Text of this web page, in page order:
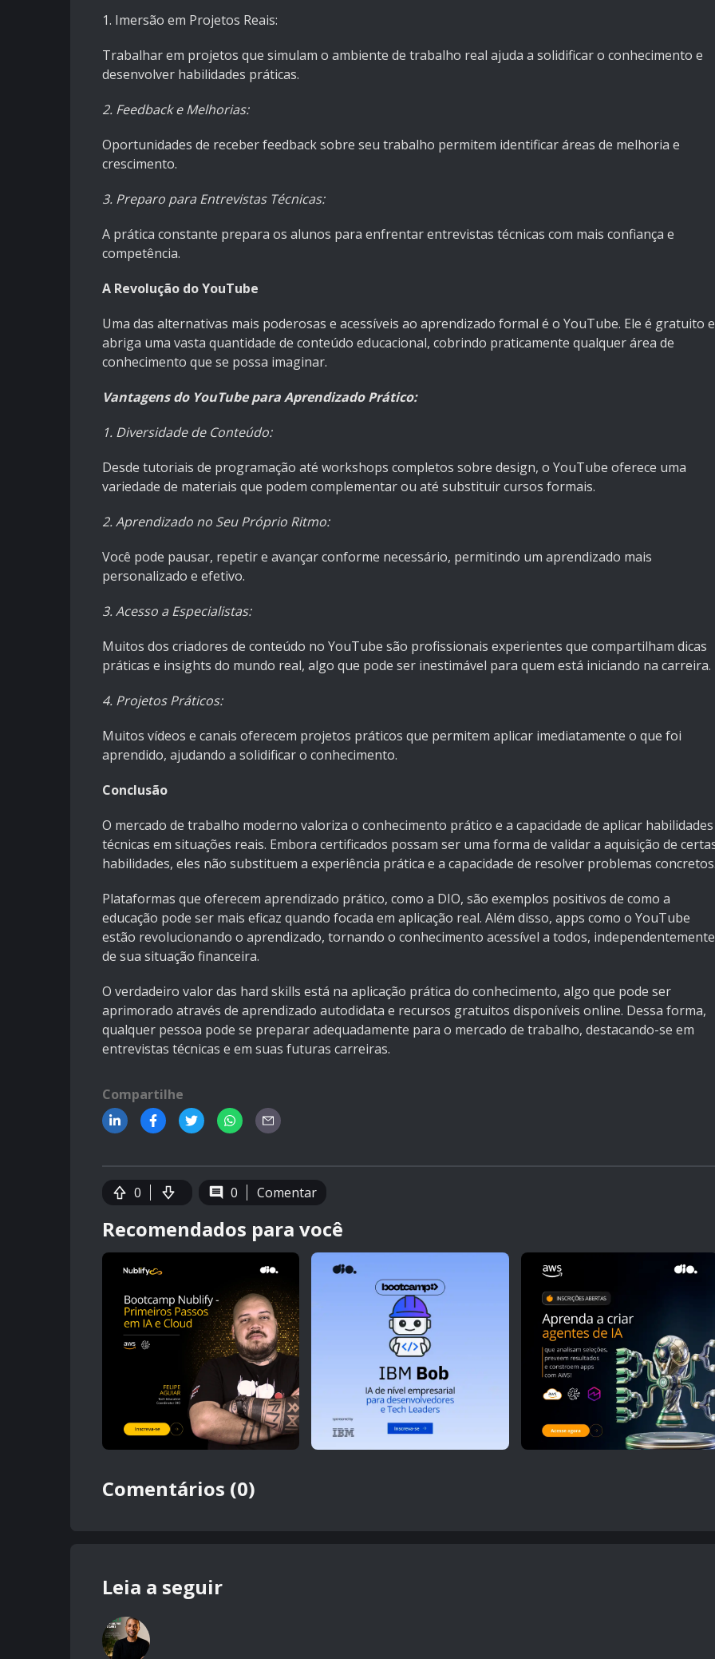
1. Imersão em Projetos Reais:
Trabalhar em projetos que simulam o ambiente de trabalho real ajuda a solidificar o conhecimento e
desenvolver habilidades práticas.
2. Feedback e Melhorias:
Oportunidades de receber feedback sobre seu trabalho permitem identificar áreas de melhoria e
crescimento.
3. Preparo para Entrevistas Técnicas:
A prática constante prepara os alunos para enfrentar entrevistas técnicas com mais confiança e
competência.
A Revolução do YouTube
Uma das alternativas mais poderosas e acessíveis ao aprendizado formal é o YouTube. Ele é gratuito e
abriga uma vasta quantidade de conteúdo educacional, cobrindo praticamente qualquer área de
conhecimento que se possa imaginar.
Vantagens do YouTube para Aprendizado Prático:
1. Diversidade de Conteúdo:
Desde tutoriais de programação até workshops completos sobre design, o YouTube oferece uma
variedade de materiais que podem complementar ou até substituir cursos formais.
2. Aprendizado no Seu Próprio Ritmo:
Você pode pausar, repetir e avançar conforme necessário, permitindo um aprendizado mais
personalizado e efetivo.
3. Acesso a Especialistas:
Muitos dos criadores de conteúdo no YouTube são profissionais experientes que compartilham dicas
práticas e insights do mundo real, algo que pode ser inestimável para quem está iniciando na carreira.
4. Projetos Práticos:
Muitos vídeos e canais oferecem projetos práticos que permitem aplicar imediatamente o que foi
aprendido, ajudando a solidificar o conhecimento.
Conclusão
O mercado de trabalho moderno valoriza o conhecimento prático e a capacidade de aplicar habilidades
técnicas em situações reais. Embora certificados possam ser uma forma de validar a aquisição de
habilidades, eles não substituem a experiência prática e a capacidade de resolver problemas
Plataformas que oferecem aprendizado prático, como a DIO, são exemplos positivos de como a
educação pode ser mais eficaz quando focada em aplicação real. Além disso, apps como o YouTube
estão revolucionando o aprendizado, tornando o conhecimento acessível a todos, independentemente
de sua situação financeira.
O verdadeiro valor das hard skills está na aplicação prática do conhecimento, algo que pode ser
aprimorado através de aprendizado autodidata e recursos gratuitos disponíveis online. Dessa forma,
qualquer pessoa pode se preparar adequadamente para o mercado de trabalho, destacando-se em
entrevistas técnicas e em suas futuras carreiras.
Compartilhe
0 0 Comentar
Recomendados para você
Comentários (0)
Leia a seguir